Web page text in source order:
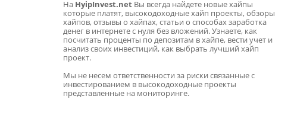
На HyipInvest.netВы всегда найдете новые хайпы
которые платят, высокодоходные хайп проекты, обзоры
хайпов, отзывы о хайпах, статьи о способах заработка
денег в интернете с нуля без вложений. Узнаете, как
посчитать проценты по депозитам в хайпе, вести учет и
анализ своих инвестиций, как выбрать лучший хайп
проект.
Мы не несем ответственности за риски связанные с
инвестированием в высокодоходные проекты
представленные на мониторинге.